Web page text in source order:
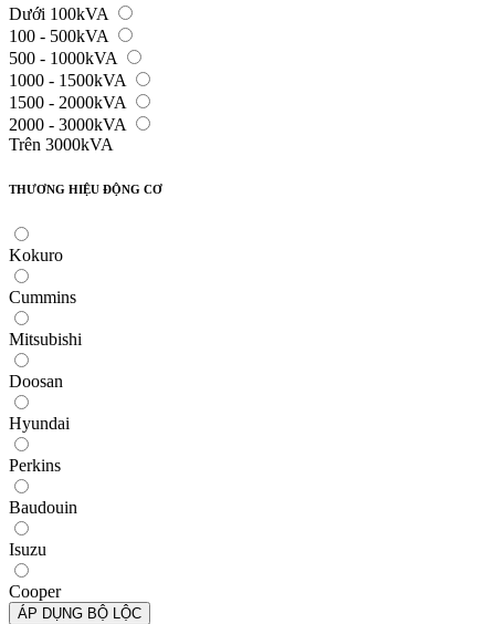
Dưới 100kVA
100 - 500kVA
500 - 1000kVA
1000 - 1500kVA
1500 - 2000kVA
2000 - 3000kVA
Trên 3000kVA
THƯƠNG HIỆU ĐỘNG CƠ
Kokuro
Cummins
Mitsubishi
Doosan
Hyundai
Perkins
Baudouin
Isuzu
Cooper
ÁP DỤNG BỘ LỘC